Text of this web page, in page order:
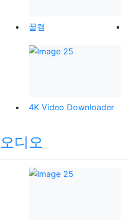
꿀캠
4K Video Downloader
오디오